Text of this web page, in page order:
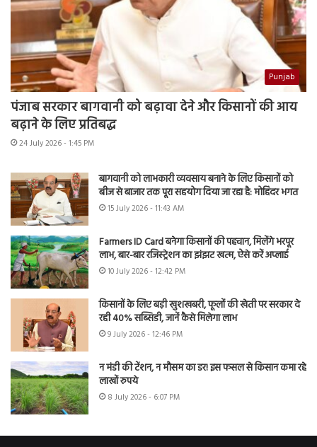
Punjab
पंजाब सरकार बागवानी को बढ़ावा देने और किसानों की आय
बढ़ाने के लिए प्रतिबद्ध
24 July 2026 - 1:45 PM
बागवानी को लाभकारी व्यवसाय बनाने के लिए किसानों को
बीज से बाजार तक पूरा सहयोग दिया जा रहा है: मोहिंदर भगत
15 July 2026 - 11:43 AM
Farmers ID Card बनेगा किसानों की पहचान, मिलेंगे भरपूर
लाभ, बार-बार रजिस्ट्रेशन का झंझट खत्म, ऐसे करें अप्लाई
10 July 2026 - 12:42 PM
किसानों के लिए बड़ी खुशखबरी, फूलों की खेती पर सरकार दे
रही 40% सब्सिडी, जानें कैसे मिलेगा लाभ
9 July 2026 - 12:46 PM
न मंडी की टेंशन, न मौसम का डर! इस फसल से किसान कमा रहे
लाखों रुपये
8 July 2026 - 6:07 PM